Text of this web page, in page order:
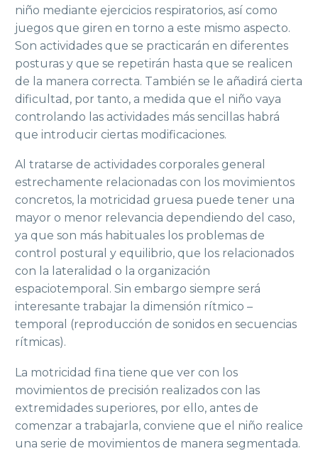
niño mediante ejercicios respiratorios, así como
juegos que giren en torno a este mismo aspecto.
Son actividades que se practicarán en diferentes
posturas y que se repetirán hasta que se realicen
de la manera correcta. También se le añadirá cierta
dificultad, por tanto, a medida que el niño vaya
controlando las actividades más sencillas habrá
que introducir ciertas modificaciones.
Al tratarse de actividades corporales general
estrechamente relacionadas con los movimientos
concretos, la motricidad gruesa puede tener una
mayor o menor relevancia dependiendo del caso,
ya que son más habituales los problemas de
control postural y equilibrio, que los relacionados
con la lateralidad o la organización
espaciotemporal. Sin embargo siempre será
interesante trabajar la dimensión rítmico –
temporal (reproducción de sonidos en secuencias
rítmicas).
La motricidad fina tiene que ver con los
movimientos de precisión realizados con las
extremidades superiores, por ello, antes de
comenzar a trabajarla, conviene que el niño realice
una serie de movimientos de manera segmentada.